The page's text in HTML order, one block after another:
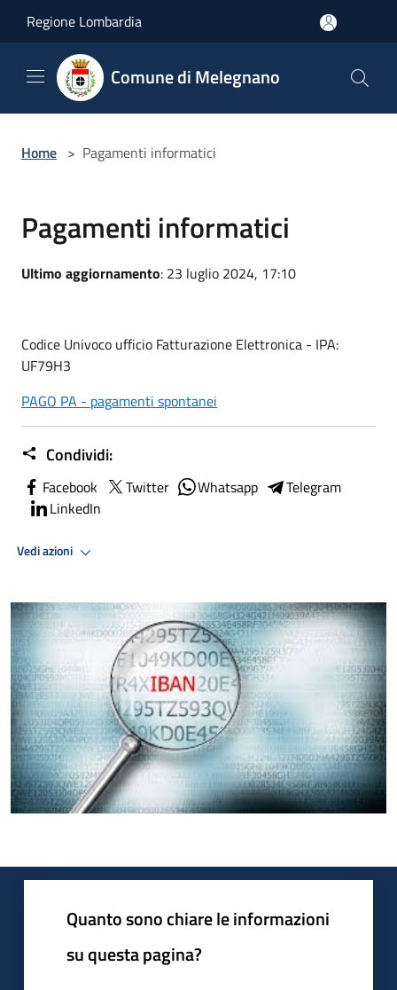
Regione Lombardia
Comune di Melegnano
Home > Pagamenti informatici
Pagamenti informatici
Ultimo aggiornamento: 23 luglio 2024, 17:10
Codice Univoco ufficio Fatturazione Elettronica - IPA:
UF79H3
PAGO PA - pagamenti spontanei
Condividi:
Facebook Twitter Whatsapp
Telegram
LinkedIn
Vedi azioni
Quanto sono chiare le informazioni
su questa pagina?